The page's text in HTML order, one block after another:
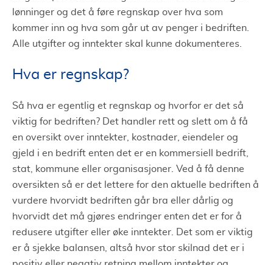
lønninger og det å føre regnskap over hva som
kommer inn og hva som går ut av penger i bedriften.
Alle utgifter og inntekter skal kunne dokumenteres.
Hva er regnskap?
Så hva er egentlig et regnskap og hvorfor er det så
viktig for bedriften? Det handler rett og slett om å få
en oversikt over inntekter, kostnader, eiendeler og
gjeld i en bedrift enten det er en kommersiell bedrift,
stat, kommune eller organisasjoner. Ved å få denne
oversikten så er det lettere for den aktuelle bedriften å
vurdere hvorvidt bedriften går bra eller dårlig og
hvorvidt det må gjøres endringer enten det er for å
redusere utgifter eller øke inntekter. Det som er viktig
er å sjekke balansen, altså hvor stor skilnad det er i